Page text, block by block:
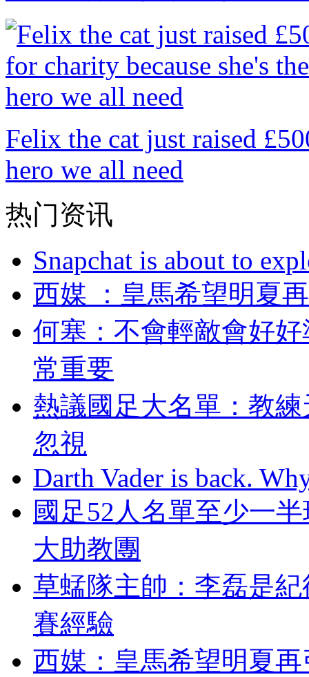
Felix the cat just raised
hero we all need
热门资讯
Snapchat is about to
西媒  ：皇馬希望明
何塞 ：不會輕敵會好
常重要
熱議國足大名單：教
忽視
Darth Vader is back.
國足52人名單至少一
大助教團
草蜢隊主帥 ：李磊
賽經驗
西媒：皇馬希望明